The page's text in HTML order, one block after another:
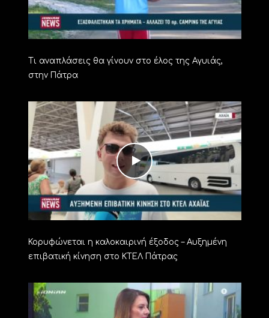
Τι αναπλάσεις θα γίνουν στο έλος της Αγυιάς,
στην Πάτρα
Κορυφώνεται η καλοκαιρινή έξοδος – Αυξημένη
επιβατική κίνηση στο ΚΤΕΛ Πάτρας